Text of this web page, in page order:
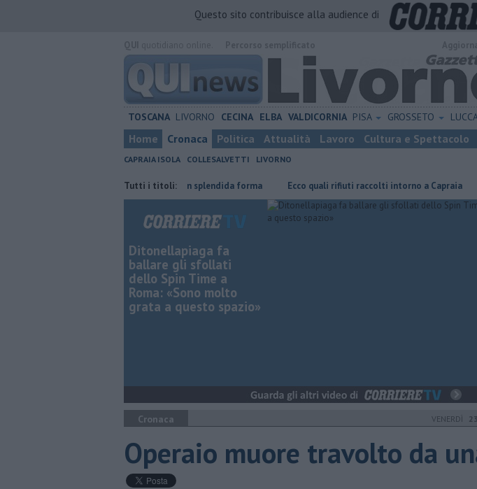
Questo sito contribuisce alla audience di
TOSCANA LIVORNO CECINA ELBA VALDICORNIA PISA GROSSETO
Home Cronaca Politica Attualità Lavoro Cultura e Spettacolo
CAPRAIA ISOLA COLLESALVETTI LIVORNO
Tutti i titoli:
Nonna Licia, 101 anni in splendida forma Ecco quali rifiuti raccolti intorno a Capraia
Ditonellapiaga fa
ballare gli sfollati
dello Spin Time a
Roma: «Sono molto
grata a questo spazio»
Cronaca VENERDÌ
Operaio muore travolto da